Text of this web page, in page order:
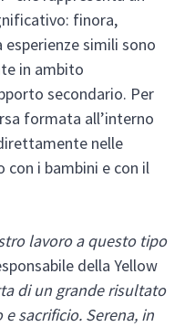
finora,
simili sono
in ambito
secondario. Per
formata all’interno
nelle
i bambini e con il
lavoro a questo tipo
della Yellow
di un grande risultato
sacrificio. Serena, in